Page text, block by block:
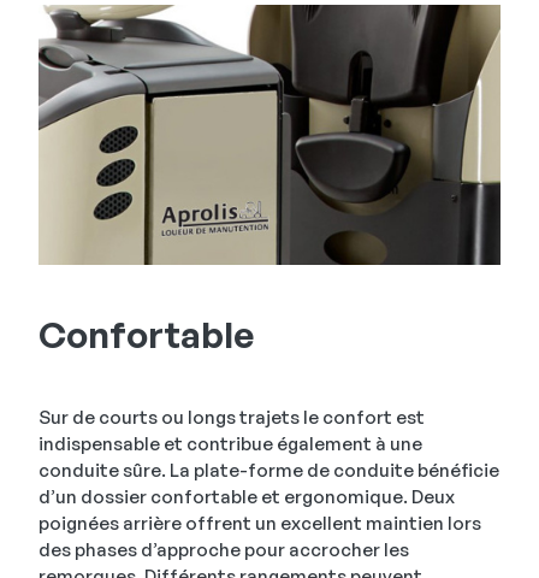
Confortable
Sur de courts ou longs trajets le confort est
indispensable et contribue également à une
conduite sûre. La plate-forme de conduite bénéficie
d’un dossier confortable et ergonomique. Deux
poignées arrière offrent un excellent maintien lors
des phases d’approche pour accrocher les